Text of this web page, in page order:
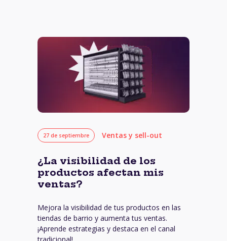
27 de septiembre Ventas y sell-out
¿La visibilidad de los
productos afectan mis
ventas?
Mejora la visibilidad de tus productos en las
tiendas de barrio y aumenta tus ventas.
¡Aprende estrategias y destaca en el canal